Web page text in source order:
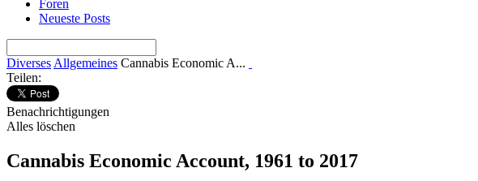
Foren
Neueste Posts
Diverses Allgemeines Cannabis Economic A...
Teilen:
Benachrichtigungen
Alles löschen
Cannabis Economic Account, 1961 to 2017